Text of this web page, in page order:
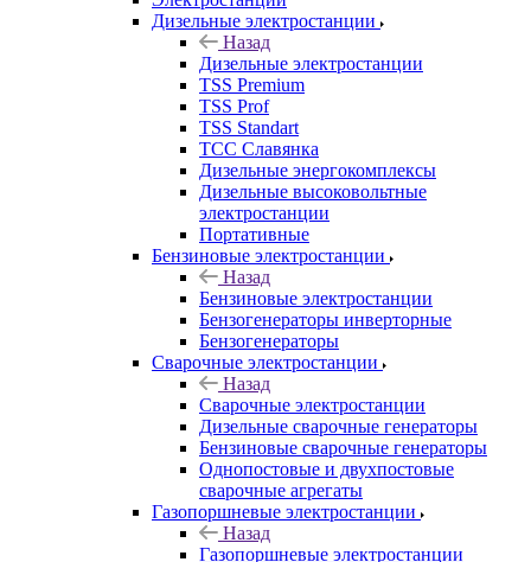
Дизельные электростанции
Назад
Дизельные электростанции
TSS Premium
TSS Prof
TSS Standart
ТСС Славянка
Дизельные энергокомплексы
Дизельные высоковольтные
электростанции
Портативные
Бензиновые электростанции
Назад
Бензиновые электростанции
Бензогенераторы инверторные
Бензогенераторы
Сварочные электростанции
Назад
Сварочные электростанции
Дизельные сварочные генераторы
Бензиновые сварочные генераторы
Однопостовые и двухпостовые
сварочные агрегаты
Газопоршневые электростанции
Назад
Газопоршневые электростанции